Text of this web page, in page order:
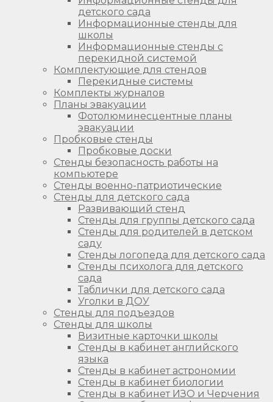
детского сада
Информационные стенды для
школы
Информационные стенды с
перекидной системой
Комплектующие для стендов
Перекидные системы
Комплекты журналов
Планы эвакуации
Фотолюминесцентные планы
эвакуации
Пробковые стенды
Пробковые доски
Стенды безопасность работы на
компьютере
Стенды военно-патриотические
Стенды для детского сада
Развивающий стенд
Стенды для группы детского сада
Стенды для родителей в детском
саду
Стенды логопеда для детского сада
Стенды психолога для детского
сада
Таблички для детского сада
Уголки в ДОУ
Стенды для подъездов
Стенды для школы
Визитные карточки школы
Стенды в кабинет английского
языка
Стенды в кабинет астрономии
Стенды в кабинет биологии
Стенды в кабинет ИЗО и Черчения